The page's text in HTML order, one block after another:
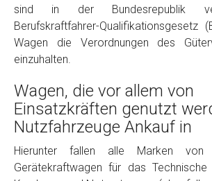
Sonstiges
sind in der Bundesrepublik
Berufskraftfahrer-Qualifikationsgesetz
Wagen die Verordnungen des
einzuhalten.
Wagen, die vor allem von
Einsatzkräften genutzt
Nutzfahrzeuge Ankauf in
Hierunter fallen alle Marken von
Gerätekraftwagen für das Technische